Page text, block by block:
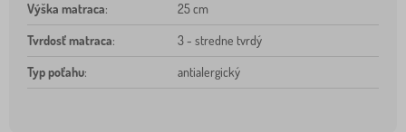
Výška matraca: 25 cm
Tvrdosť matraca: 3 - stredne tvrdý
Typ poťahu: antialergický